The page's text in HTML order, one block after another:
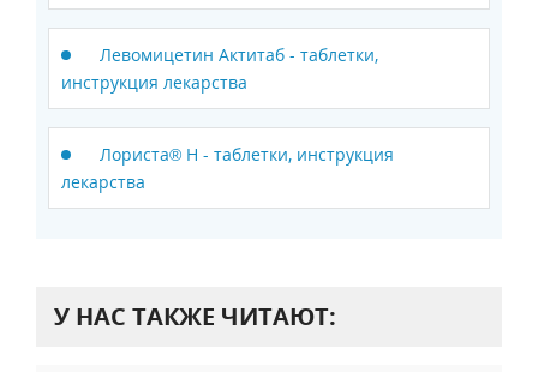
Левомицетин Актитаб - таблетки,
инструкция лекарства
Лориста® Н - таблетки, инструкция
лекарства
У НАС ТАКЖЕ ЧИТАЮТ: